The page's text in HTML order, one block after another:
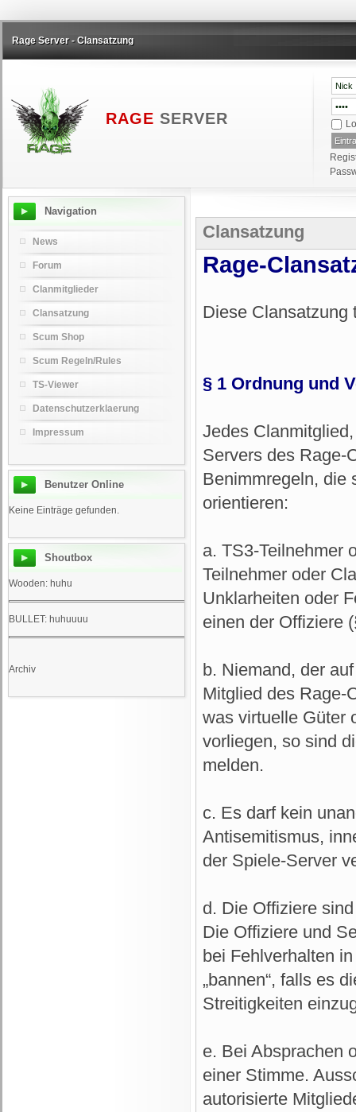
Rage Server - Clansatzung
RAGE SERVER
Clansatzung
Rage-
Diese Clansatzung
§ 1 Ordnung und
Jedes
Servers des Rage-
Benimmregeln, die
orientieren:
a. TS3-Teilnehmer
Teilnehmer oder
Unklarheiten oder
einen der Offiziere
b. Niemand, der
Mitglied des Rage-
was virtuelle Güter
vorliegen, so sind
melden.
c. Es darf kein
Antisemitismus,
der Spiele-Server
d. Die Offiziere
Die Offiziere und
bei Fehlverhalten
„bannen“, falls es
Streitigkeiten
e. Bei Absprachen
einer Stimme.
autorisierte
Navigation
News
Forum
Clanmitglieder
Clansatzung
Scum Shop
Scum Regeln/Rules
TS-Viewer
Datenschutzerklaerung
Impressum
Benutzer Online
Keine Einträge gefunden.
Shoutbox
Wooden: huhu
BULLET: huhuuuu
Archiv